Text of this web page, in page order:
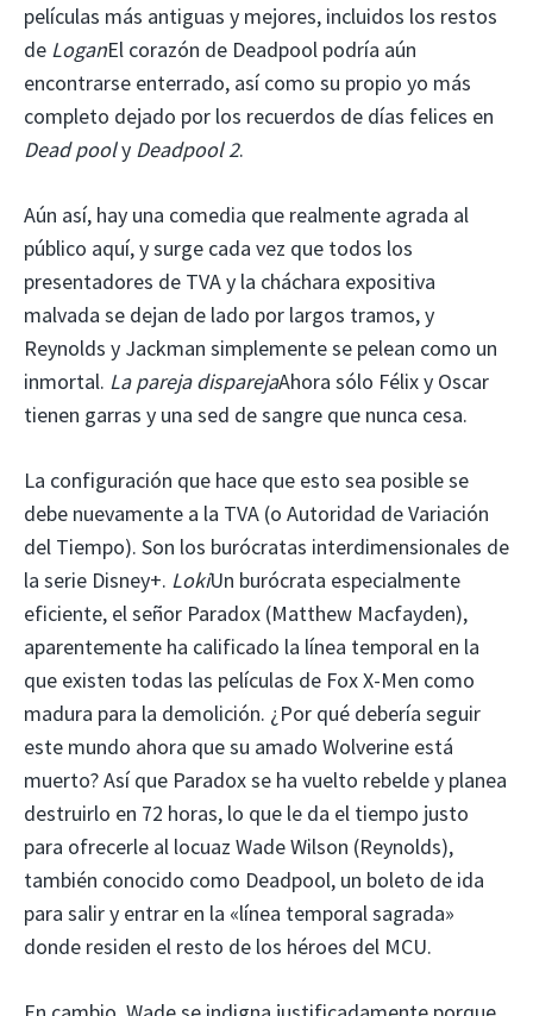
películas más antiguas y mejores, incluidos los restos
de LoganEl corazón de Deadpool podría aún
encontrarse enterrado, así como su propio yo más
completo dejado por los recuerdos de días felices en
Dead pooly Deadpool 2.
Aún así, hay una comedia que realmente agrada al
público aquí, y surge cada vez que todos los
presentadores de TVA y la cháchara expositiva
malvada se dejan de lado por largos tramos, y
Reynolds y Jackman simplemente se pelean como un
inmortal. La pareja disparejaAhora sólo Félix y Oscar
tienen garras y una sed de sangre que nunca cesa.
La configuración que hace que esto sea posible se
debe nuevamente a la TVA (o Autoridad de Variación
del Tiempo). Son los burócratas interdimensionales de
la serie Disney+. LokiUn burócrata especialmente
eficiente, el señor Paradox (Matthew Macfayden),
aparentemente ha calificado la línea temporal en la
que existen todas las películas de Fox X-Men como
madura para la demolición. ¿Por qué debería seguir
este mundo ahora que su amado Wolverine está
muerto? Así que Paradox se ha vuelto rebelde y planea
destruirlo en 72 horas, lo que le da el tiempo justo
para ofrecerle al locuaz Wade Wilson (Reynolds),
también conocido como Deadpool, un boleto de ida
para salir y entrar en la «línea temporal sagrada»
donde residen el resto de los héroes del MCU.